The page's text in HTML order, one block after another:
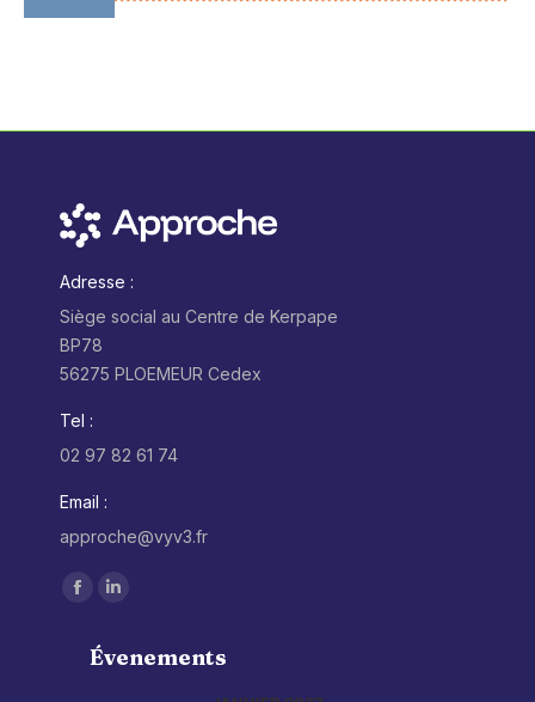
Adresse :
Siège social au Centre de Kerpape
BP78
56275 PLOEMEUR Cedex
Tel :
02 97 82 61 74
Email :
approche@vyv3.fr
Trouvez nous sur :
Facebook
opensopens
Évenements